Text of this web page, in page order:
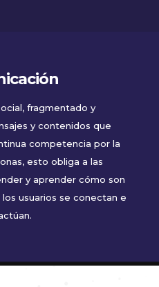
fragmentado y
y contenidos que
competencia por la
esto obliga a las
y aprender cómo son
usuarios se conectan e